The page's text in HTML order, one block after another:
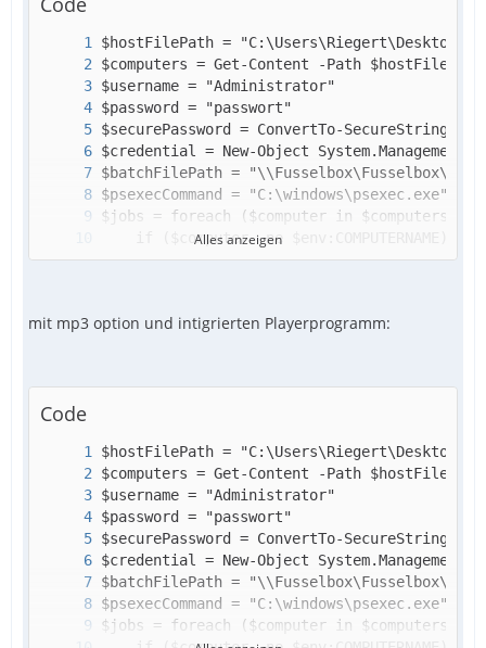
$jobs | Remove-Job
Alles anzeigen
mit mp3 option und intigrierten Playerprogramm:
Code